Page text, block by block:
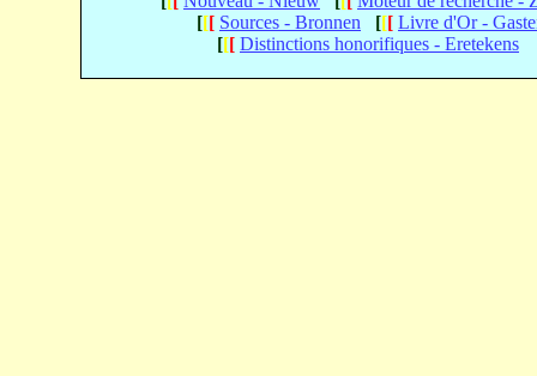
[[[ Sources - Bronnen [[[ Livre d'Or -
[[[ Distinctions honorifiques - Eretekens